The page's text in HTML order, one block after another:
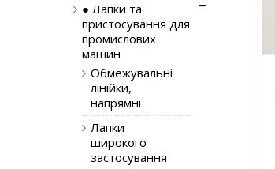
● Лапки та
пристосування для
промислових
машин
Обмежувальні
лінійки,
напрямні
Лапки
широкого
застосування